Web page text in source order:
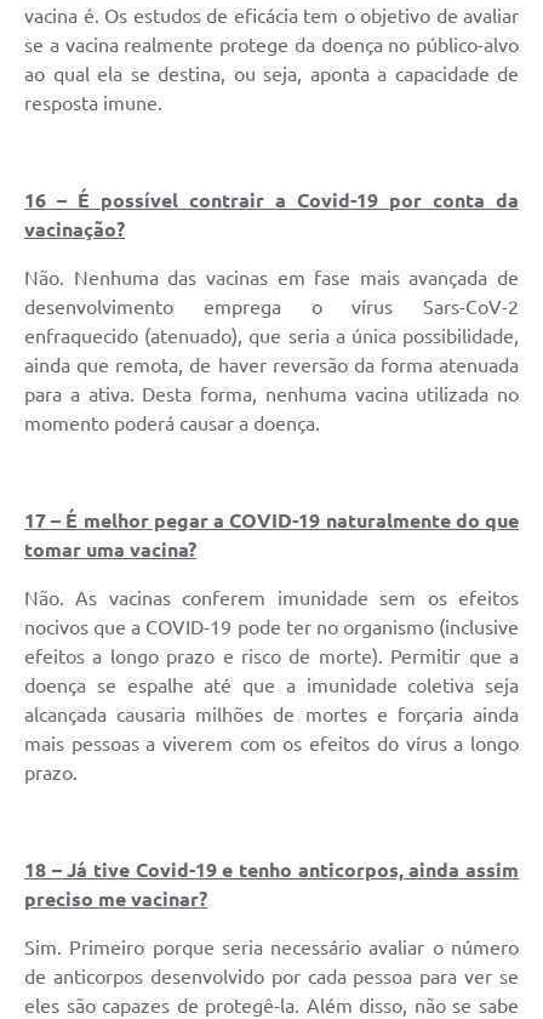
vacina é. Os estudos de eficácia tem o objetivo de avaliar
se a vacina realmente protege da doença no público-alvo
ao qual ela se destina, ou seja, aponta a capacidade de
resposta imune.
16 – É possível contrair a Covid-19 por conta da
vacinação?
Não. Nenhuma das vacinas em fase mais avançada de
desenvolvimento emprega o vírus Sars-CoV-2
enfraquecido (atenuado), que seria a única possibilidade,
ainda que remota, de haver reversão da forma atenuada
para a ativa. Desta forma, nenhuma vacina utilizada no
momento poderá causar a doença.
17 – É melhor pegar a COVID-19 naturalmente do que
tomar uma vacina?
Não. As vacinas conferem imunidade sem os efeitos
nocivos que a COVID-19 pode ter no organismo (inclusive
efeitos a longo prazo e risco de morte). Permitir que a
doença se espalhe até que a imunidade coletiva seja
alcançada causaria milhões de mortes e forçaria ainda
mais pessoas a viverem com os efeitos do vírus a longo
prazo.
18 – Já tive Covid-19 e tenho anticorpos, ainda assim
preciso me vacinar?
Sim. Primeiro porque seria necessário avaliar o número
de anticorpos desenvolvido por cada pessoa para ver se
eles são capazes de protegê-la. Além disso, não se sabe